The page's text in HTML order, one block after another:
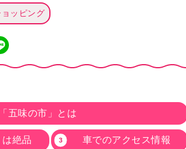
ョッピング
五味の市」とは
絶品 車でのアクセス情報